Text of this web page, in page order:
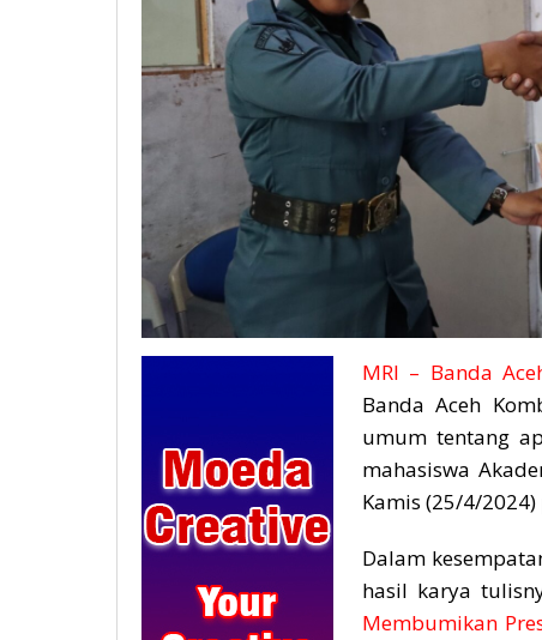
MRI – Banda
Banda Aceh
umum tentang
mahasiswa
Kamis (25/4/2024)
Dalam
hasil karya
Membumikan